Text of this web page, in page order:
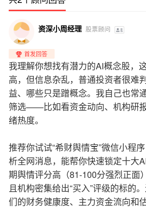
外媒视角解盘，看透主力资金>>>
价值千元外资研报，今日免费更新>>>
资深小周经理 股票顾问
首发回答
我理解你想找有潜力的AI概念股，
高，但信息杂乱，普通投资者很难
益、哪些只是蹭概念。我自己也常
筛选——比如看资金动向、机构研
绪热度。
推荐你试试“希财舆情宝”微信小程
析全网消息，能帮你快速锁定十大
期舆情评分高（81-100分强烈正面
且机构密集给出“买入”评级的标的
们的财务健康度、主力资金流向和